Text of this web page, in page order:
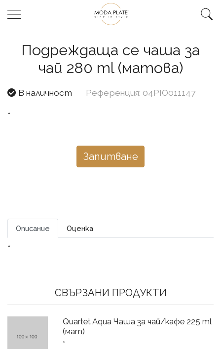
Подреждаща се чаша за
чай 280 ml (матова)
В наличност Референция: 04PIO011147
*
Запитване
Описание Оценка
*
СВЪРЗАНИ ПРОДУКТИ
Quartet Aqua Чаша за чай/кафе 225 ml
(мат)
*